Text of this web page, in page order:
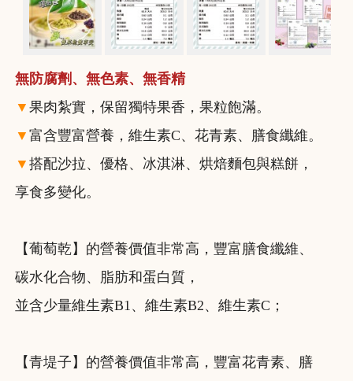
無防腐劑、無色素、無香精
▼ 果肉紮實，保留獨特果香，果粒飽滿。
▼ 富含豐富營養，維生素C、花青素、膳食纖維。
▼ 搭配沙拉、優格、冰淇淋、烘焙麵包與糕餅，
享食多變化。
【葡萄乾】的營養價值非常高，豐富膳食纖維、
碳水化合物、脂肪和蛋白質，
並含少量維生素B1、維生素B2、維生素C；
【青堤子】的營養價值非常高，豐富花青素、膳